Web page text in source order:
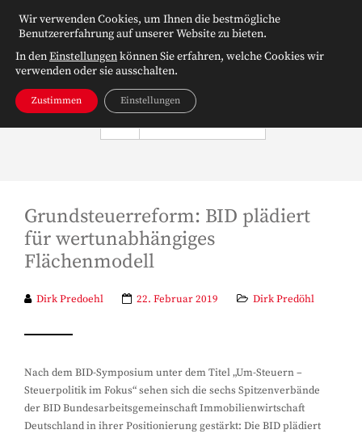
Grundsteuerreform: BID plädiert
für wertunabhängiges
Flächenmodell
Dirk Predoehl 22. Februar 2019 Dirk Predöhl
Nach dem BID-Symposium unter dem Titel „Um-Steuern –
Steuerpolitik im Fokus“ sehen sich die sechs Spitzenverbände
der BID Bundesarbeitsgemeinschaft Immobilienwirtschaft
Deutschland in ihrer Positionierung gestärkt: Die BID plädiert
Wir verwenden Cookies, um Ihnen die bestmögliche
Benutzererfahrung auf unserer Website zu bieten.
In denEinstellungenkönnen Sie erfahren, welche Cookies wir
verwenden oder sie ausschalten.
Zustimmen Einstellungen